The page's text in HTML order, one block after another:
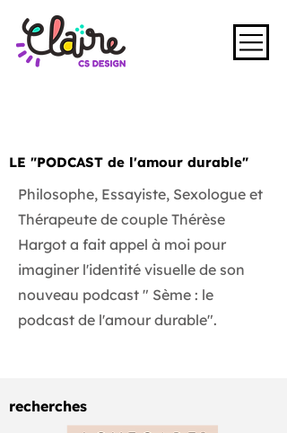
LE "PODCAST de l'amour durable"
Philosophe, Essayiste, Sexologue et
Thérapeute de couple Thérèse
Hargot a fait appel à moi pour
imaginer l'identité visuelle de son
nouveau podcast " Sème : le
podcast de l'amour durable".
recherches